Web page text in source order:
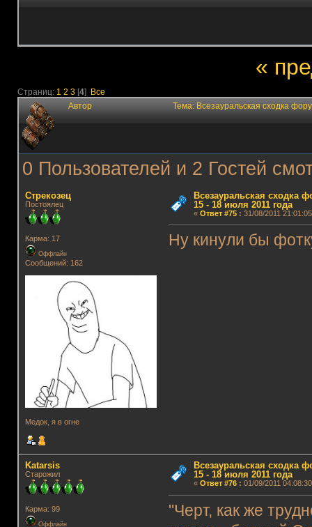
«
Страниц: 1 2 3[4] Все
Автор Тема: Всезауральская сходка
0 Пользователей и 2 Гостей
Стрекозец
Постоялец
Карма: 17
Оффлайн
Сообщений: 162
Медок, я в огне
Всезауральская сходка
15 - 18 июля 2011 года
« Ответ #75: 31/08/2011
Ну кинули бы
Katarsis
Старожил
Карма: 99
Оффлайн
Всезауральская сходка
15 - 18 июля 2011 года
« Ответ #76: 01/09/2011
"Черт, как же